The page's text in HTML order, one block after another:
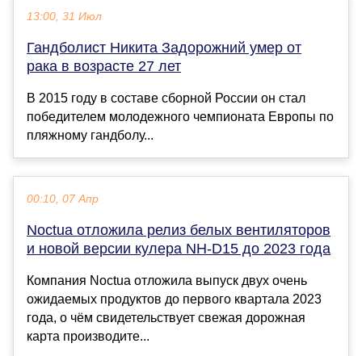
13:00, 31 Июл
Гандболист Никита Задорожний умер от
рака в возрасте 27 лет
В 2015 году в составе сборной России он стал
победителем молодежного чемпионата Европы по
пляжному гандболу...
00:10, 07 Апр
Noctua отложила релиз белых вентиляторов
и новой версии кулера NH-D15 до 2023 года
Компания Noctua отложила выпуск двух очень
ожидаемых продуктов до первого квартала 2023
года, о чём свидетельствует свежая дорожная
карта производите...